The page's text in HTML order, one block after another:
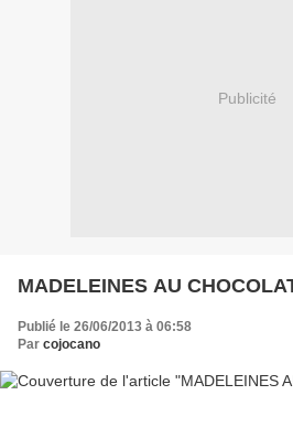
Publicité
MADELEINES AU
Publié le 26/06/2013 à 06:58
Par cojocano